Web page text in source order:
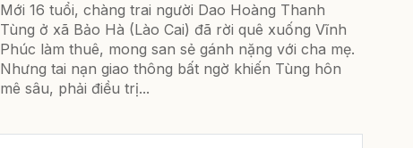
Mới 16 tuổi, chàng trai người Dao Hoàng Thanh
Tùng ở xã Bảo Hà (Lào Cai) đã rời quê xuống Vĩnh
Phúc làm thuê, mong san sẻ gánh nặng với cha mẹ.
Nhưng tai nạn giao thông bất ngờ khiến Tùng hôn
mê sâu, phải điều trị...